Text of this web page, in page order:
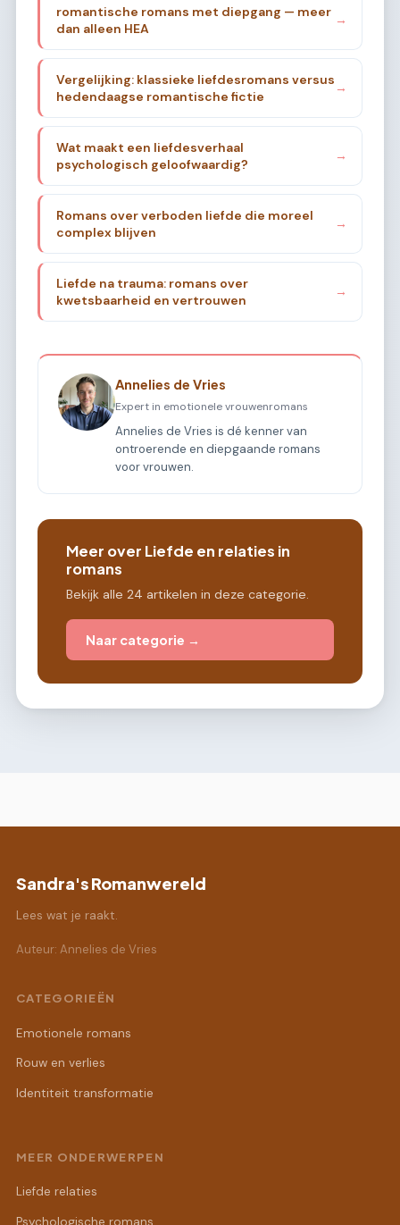
romantische romans met diepgang — meer
dan alleen HEA
→
Vergelijking: klassieke liefdesromans versus
hedendaagse romantische fictie
→
Wat maakt een liefdesverhaal
psychologisch geloofwaardig?
→
Romans over verboden liefde die moreel
complex blijven
→
Liefde na trauma: romans over
kwetsbaarheid en vertrouwen
→
Annelies de Vries
Expert in emotionele vrouwenromans
Annelies de Vries is dé kenner van
ontroerende en diepgaande romans
voor vrouwen.
Meer over Liefde en relaties in
romans
Bekijk alle 24 artikelen in deze categorie.
Naar categorie →
Sandra's Romanwereld
Lees wat je raakt.
Auteur: Annelies de Vries
CATEGORIEËN
Emotionele romans
Rouw en verlies
Identiteit transformatie
MEER ONDERWERPEN
Liefde relaties
Psychologische romans